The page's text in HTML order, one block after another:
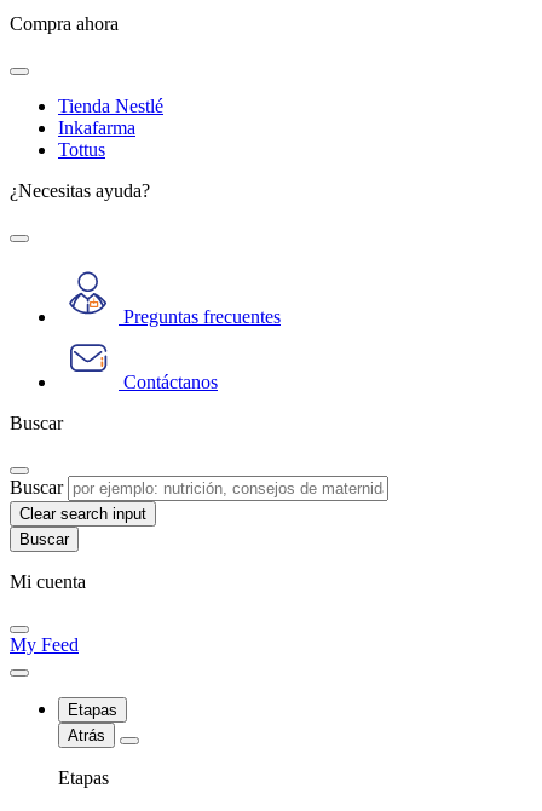
Compra ahora
Tienda Nestlé
Inkafarma
Tottus
¿Necesitas ayuda?
Preguntas frecuentes
Contáctanos
Buscar
Buscar
Clear search input
Mi cuenta
My Feed
Etapas
Atrás
Etapas